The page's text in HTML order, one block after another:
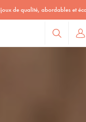
de qualité, abordables et